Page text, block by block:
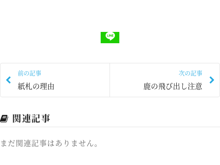
前の記事
紙札の理由
次の記事
鹿の飛び出し注意
関連記事
まだ関連記事はありません。